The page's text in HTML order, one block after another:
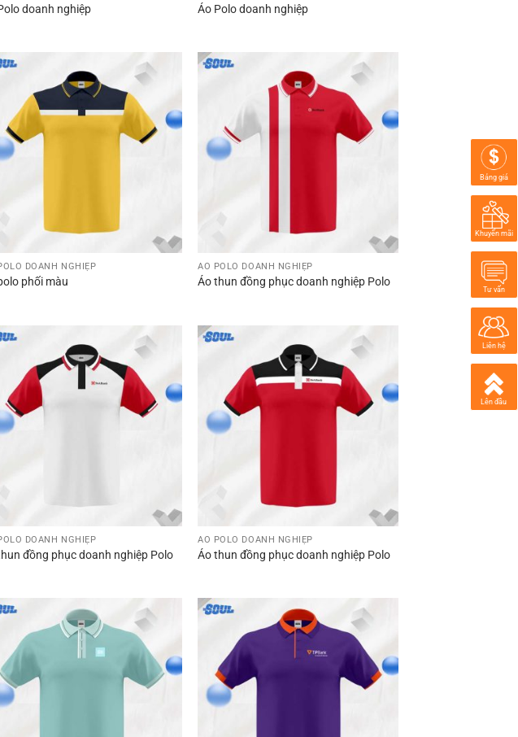
doanh nghiệp Áo Polo doanh nghiệp
DOANH NGHIỆP
phối màu
ÁO POLO DOANH NGHIỆP
Áo thun đồng phục doanh nghiệp Polo
DOANH NGHIỆP
đồng phục doanh nghiệp Polo
ÁO POLO DOANH NGHIỆP
Áo thun đồng phục doanh nghiệp Polo
Bảng giá
Khuyến mãi
Tư vấn
Liên hệ
Lên đầu